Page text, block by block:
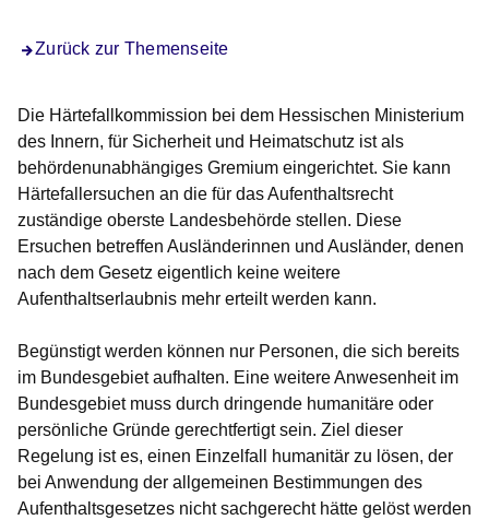
Zurück zur Themenseite
Die Härtefallkommission bei dem Hessischen Ministerium
des Innern, für Sicherheit und Heimatschutz ist als
behördenunabhängiges Gremium eingerichtet. Sie kann
Härtefallersuchen an die für das Aufenthaltsrecht
zuständige oberste Landesbehörde stellen. Diese
Ersuchen betreffen Ausländerinnen und Ausländer, denen
nach dem Gesetz eigentlich keine weitere
Aufenthaltserlaubnis mehr erteilt werden kann.
Begünstigt werden können nur Personen, die sich bereits
im Bundesgebiet aufhalten. Eine weitere Anwesenheit im
Bundesgebiet muss durch dringende humanitäre oder
persönliche Gründe gerechtfertigt sein. Ziel dieser
Regelung ist es, einen Einzelfall humanitär zu lösen, der
bei Anwendung der allgemeinen Bestimmungen des
Aufenthaltsgesetzes nicht sachgerecht hätte gelöst werden